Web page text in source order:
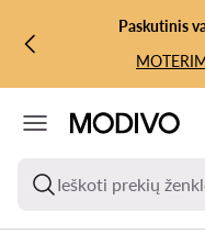
PEREITI PRIE
PEREITI Į PAIEŠKĄ
Paskutinis
Ieškoti prekių